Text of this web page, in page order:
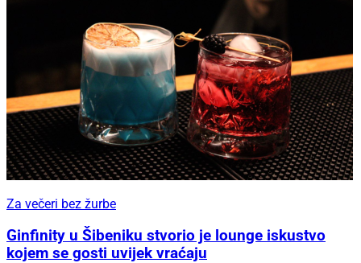
Za večeri bez žurbe
Ginfinity u Šibeniku stvorio je lounge iskustvo
kojem se gosti uvijek vraćaju